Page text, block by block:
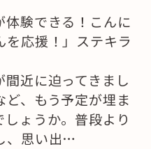
体験できる！こんに
を応援！」ステキラ
近に迫ってきまし
、もう予定が埋ま
ょうか。普段より
、思い出…